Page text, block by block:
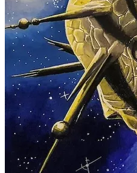
Vezi pagina artistului
Alți artiști pe acest album
ANTON